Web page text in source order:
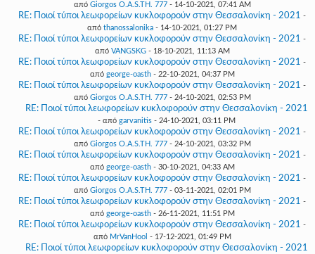
από Giorgos O.A.S.TH. 777- 14-10-2021, 07:41 AM
RE: Ποιοί τύποι λεωφορείων κυκλοφορούν στην Θεσσαλονίκη - 2021 -
από thanossalonika - 14-10-2021, 01:27 PM
RE: Ποιοί τύποι λεωφορείων κυκλοφορούν στην Θεσσαλονίκη - 2021 -
από VANGSKG- 18-10-2021, 11:13 AM
RE: Ποιοί τύποι λεωφορείων κυκλοφορούν στην Θεσσαλονίκη - 2021 -
από george-oasth- 22-10-2021, 04:37 PM
RE: Ποιοί τύποι λεωφορείων κυκλοφορούν στην Θεσσαλονίκη - 2021 -
από Giorgos O.A.S.TH. 777- 24-10-2021, 02:53 PM
RE: Ποιοί τύποι λεωφορείων κυκλοφορούν στην Θεσσαλονίκη - 2021
- από garvanitis - 24-10-2021, 03:11 PM
RE: Ποιοί τύποι λεωφορείων κυκλοφορούν στην Θεσσαλονίκη - 2021 -
από Giorgos O.A.S.TH. 777- 24-10-2021, 03:32 PM
RE: Ποιοί τύποι λεωφορείων κυκλοφορούν στην Θεσσαλονίκη - 2021 -
από george-oasth- 30-10-2021, 04:33 AM
RE: Ποιοί τύποι λεωφορείων κυκλοφορούν στην Θεσσαλονίκη - 2021 -
από Giorgos O.A.S.TH. 777- 03-11-2021, 02:01 PM
RE: Ποιοί τύποι λεωφορείων κυκλοφορούν στην Θεσσαλονίκη - 2021 -
από george-oasth- 26-11-2021, 11:51 PM
RE: Ποιοί τύποι λεωφορείων κυκλοφορούν στην Θεσσαλονίκη - 2021 -
από MrVanHool - 17-12-2021, 01:49 PM
RE: Ποιοί τύποι λεωφορείων κυκλοφορούν στην Θεσσαλονίκη - 2021